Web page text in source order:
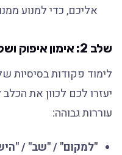
אליכם, כדי למנוע
שלב 2: אימון איפוק ושליטה
לימוד פקודות בסיסיות
יעזרו לכם לכוון את
עוררות גבוהה:
"למקום" / "שב" /